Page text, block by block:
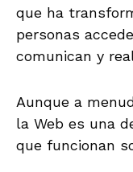
que ha
personas
comunican y
Aunque a
la Web es una
que funcionan